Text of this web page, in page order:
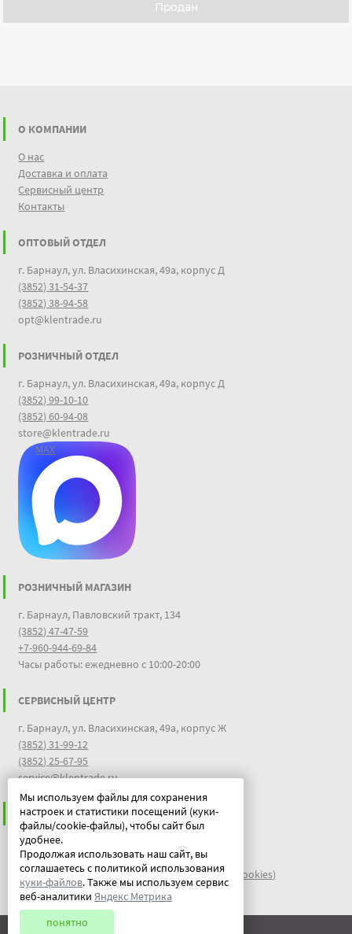
Продан
Мы используем файлы для сохранения
настроек и статистики посещений (куки-
файлы/cookie-файлы), чтобы сайт был
удобнее.
Продолжая использовать наш сайт, вы
соглашаетесь с политикой использования
куки-файлов. Также мы используем сервис
веб-аналитики Яндекс Метрика
понятно
О КОМПАНИИ
О нас
Доставка и оплата
Сервисный центр
Контакты
ОПТОВЫЙ ОТДЕЛ
г. Барнаул, ул. Власихинская, 49а, корпус Д
(3852) 31-54-37
(3852) 38-94-58
opt@klentrade.ru
РОЗНИЧНЫЙ ОТДЕЛ
г. Барнаул, ул. Власихинская, 49а, корпус Д
(3852) 99-10-10
(3852) 60-94-08
store@klentrade.ru
MAX
РОЗНИЧНЫЙ МАГАЗИН
г. Барнаул, Павловский тракт, 134
(3852) 47-47-59
+7-960-944-69-84
Часы работы: ежедневно с 10:00-20:00
СЕРВИСНЫЙ ЦЕНТР
г. Барнаул, ул. Власихинская, 49а, корпус Ж
(3852) 31-99-12
(3852) 25-67-95
service@klentrade.ru
ИНФОРМАЦИЯ
Пользовательское соглашение
Политика конфиденциальности
файлы идентификации пользователей куки (cookies)
Документы